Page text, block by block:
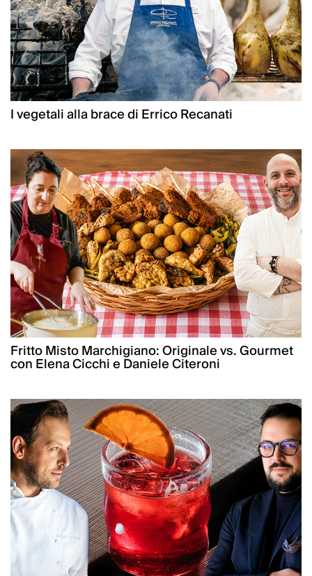
I vegetali alla brace di Errico Recanati
Fritto Misto Marchigiano: Originale vs. Gourmet
con Elena Cicchi e Daniele Citeroni